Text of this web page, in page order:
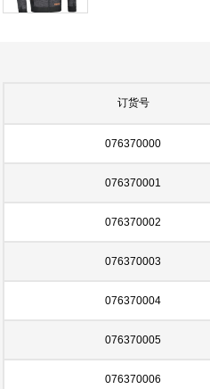
订货号
076370000
076370001
076370002
076370003
076370004
076370005
076370006